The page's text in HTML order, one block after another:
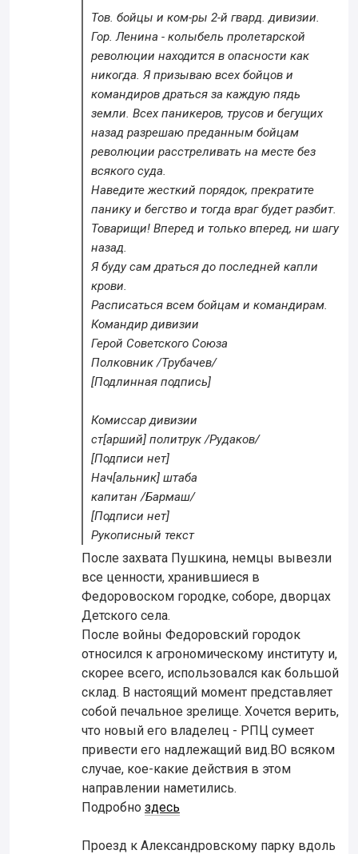
Тов. бойцы и ком-ры 2-й гвард. дивизии.
Гор. Ленина - колыбель пролетарской
революции находится в опасности как
никогда. Я призываю всех бойцов и
командиров драться за каждую пядь
земли. Всех паникеров, трусов и бегущих
назад разрешаю преданным бойцам
революции расстреливать на месте без
всякого суда.
Наведите жесткий порядок, прекратите
панику и бегство и тогда враг будет разбит.
Товарищи! Вперед и только вперед, ни шагу
назад.
Я буду сам драться до последней капли
крови.
Расписаться всем бойцам и командирам.
Командир дивизии
Герой Советского Союза
Полковник /Трубачев/
[Подлинная подпись]
Комиссар дивизии
ст[арший] политрук /Рудаков/
[Подписи нет]
Нач[альник] штаба
капитан /Бармаш/
[Подписи нет]
Рукописный текст
После захвата Пушкина, немцы вывезли
все ценности, хранившиеся в
Федоровоском городке, соборе, дворцах
Детского села.
После войны Федоровский городок
относился к агрономическому институту и,
скорее всего, использовался как большой
склад. В настоящий момент представляет
собой печальное зрелище. Хочется верить,
что новый его владелец - РПЦ сумеет
привести его надлежащий вид.ВО всяком
случае, кое-какие действия в этом
направлении наметились.
Подробно здесь
Проезд к Александровскому парку вдоль